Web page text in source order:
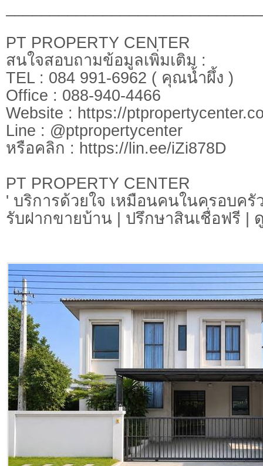
PT PROPERTY CENTER
สนใจสอบถามข้อมูลเพิ่มเติม :
TEL : 084 991-6962 ( คุณน้ำผึ้ง )
Office : 088-940-4466
Website : https://
Line : @ptpropertycenter
หรือคลิก : https://lin.ee/iZi878D
PT PROPERTY CENTER
' บริการด้วยใจ เหมือนคนในครอบครั
รับฝากขายบ้าน | ปรึกษาสินเชื่อฟรี |